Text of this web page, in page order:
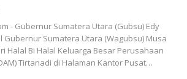
- Gubernur Sumatera Utara (Gubsu) Edy
Gubernur Sumatera Utara (Wagubsu) Musa
Halal Bi Halal Keluarga Besar Perusahaan
Tirtanadi di Halaman Kantor Pusat…